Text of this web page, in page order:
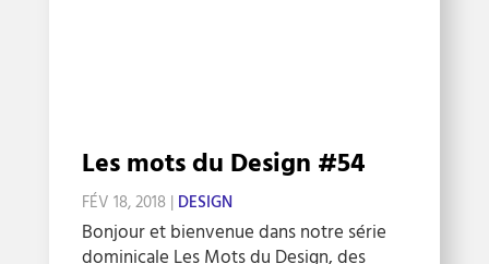
Les mots du Design #54
FÉV 18, 2018 | DESIGN
Bonjour et bienvenue dans notre série
dominicale Les Mots du Design, des